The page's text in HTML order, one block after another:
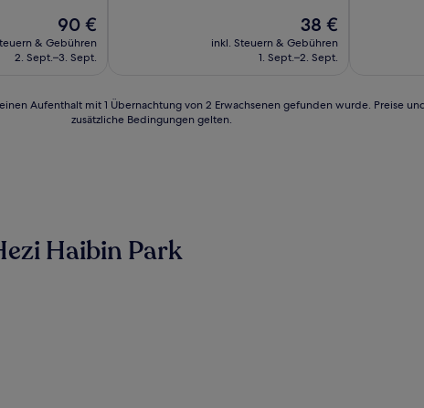
Der
Preis
beträgt
90 €
& Gebühren
2. Sept.–3. Sept.
Der
Preis
beträgt
38 €
inkl. Steuern & Gebühren
1. Sept.–2. Sept.
Aufenthalt mit 1 Übernachtung von 2 Erwachsenen gefunden wurde. Preise
zusätzliche Bedingungen gelten.
Haibin Park